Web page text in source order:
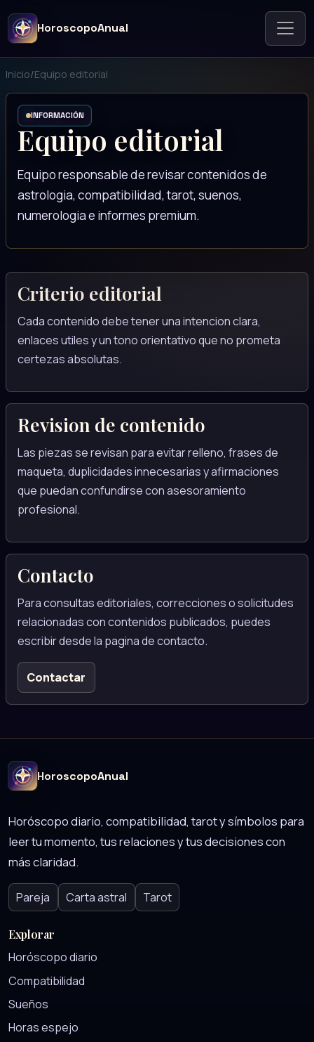
HoroscopoAnual
Inicio/Equipo editorial
INFORMACIÓN
Equipo editorial
Equipo responsable de revisar contenidos de
astrologia, compatibilidad, tarot, suenos,
numerologia e informes premium.
Criterio editorial
Cada contenido debe tener una intencion clara,
enlaces utiles y un tono orientativo que no prometa
certezas absolutas.
Revision de contenido
Las piezas se revisan para evitar relleno, frases de
maqueta, duplicidades innecesarias y afirmaciones
que puedan confundirse con asesoramiento
profesional.
Contacto
Para consultas editoriales, correcciones o solicitudes
relacionadas con contenidos publicados, puedes
escribir desde la pagina de contacto.
Contactar
HoroscopoAnual
Horóscopo diario, compatibilidad, tarot y símbolos para
leer tu momento, tus relaciones y tus decisiones con
más claridad.
Pareja Carta astral Tarot
Explorar
Horóscopo diario
Compatibilidad
Sueños
Horas espejo